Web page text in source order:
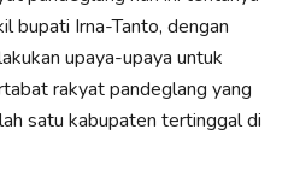
bupati Irna-Tanto, dengan
upaya-upaya untuk
rakyat pandeglang yang
satu kabupaten tertinggal di